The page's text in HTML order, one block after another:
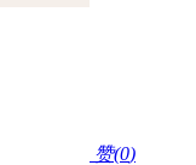
赞(0)